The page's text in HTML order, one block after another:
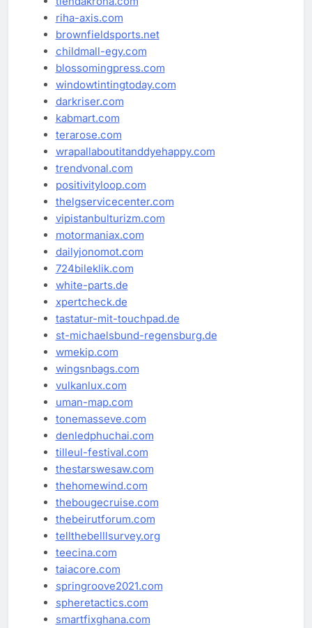
riha-axis.com
brownfieldsports.net
childmall-egy.com
blossomingpress.com
windowtintingtoday.com
darkriser.com
kabmart.com
terarose.com
wrapallaboutitanddyehappy.com
trendvonal.com
positivityloop.com
thelgservicecenter.com
vipistanbulturizm.com
motormaniax.com
dailyjonomot.com
724bileklik.com
white-parts.de
xpertcheck.de
tastatur-mit-touchpad.de
st-michaelsbund-regensburg.de
wmekip.com
wingsnbags.com
vulkanlux.com
uman-map.com
tonemasseve.com
denledphuchai.com
tilleul-festival.com
thestarswesaw.com
thehomewind.com
thebougecruise.com
thebeirutforum.com
tellthebelllsurvey.org
teecina.com
taiacore.com
springroove2021.com
spheretactics.com
smartfixghana.com